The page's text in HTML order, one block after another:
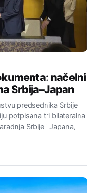
načelni
Srbija–Japan
predsednika Srbije
potpisana tri bilateralna
Srbije i Japana,